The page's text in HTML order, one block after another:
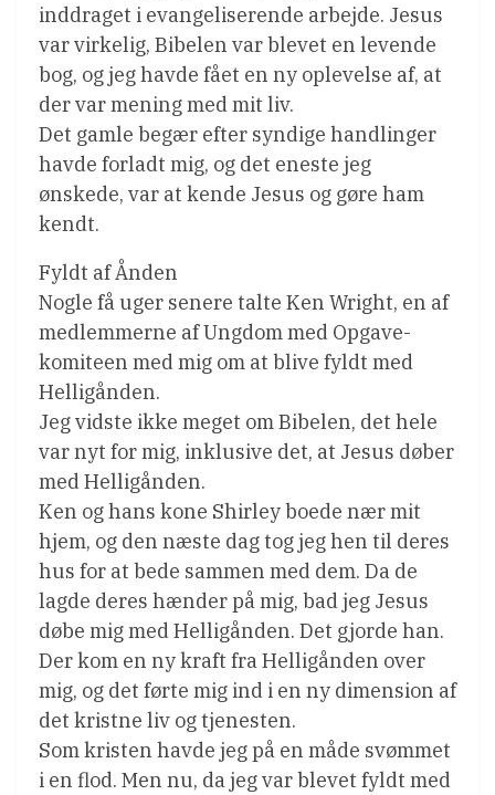
inddraget i evangeliserende arbejde. Jesus
var virkelig, Bibelen var blevet en levende
bog, og jeg havde fået en ny oplevelse af, at
der var mening med mit liv.
Det gamle begær efter syndige handlinger
havde forladt mig, og det eneste jeg
ønskede, var at kende Jesus og gøre ham
kendt.
Fyldt af Ånden
Nogle få uger senere talte Ken Wright, en af
medlemmerne af Ungdom med Opgave-
komiteen med mig om at blive fyldt med
Helligånden.
Jeg vidste ikke meget om Bibelen, det hele
var nyt for mig, inklusive det, at Jesus døber
med Helligånden.
Ken og hans kone Shirley boede nær mit
hjem, og den næste dag tog jeg hen til deres
hus for at bede sammen med dem. Da de
lagde deres hænder på mig, bad jeg Jesus
døbe mig med Helligånden. Det gjorde han.
Der kom en ny kraft fra Helligånden over
mig, og det førte mig ind i en ny dimension af
det kristne liv og tjenesten.
Som kristen havde jeg på en måde svømmet
i en flod. Men nu, da jeg var blevet fyldt med